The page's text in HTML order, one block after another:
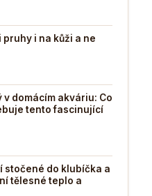
pruhy i na kůži a ne
v domácím akváriu: Co
tento fascinující
stočené do klubíčka a
tělesné teplo a